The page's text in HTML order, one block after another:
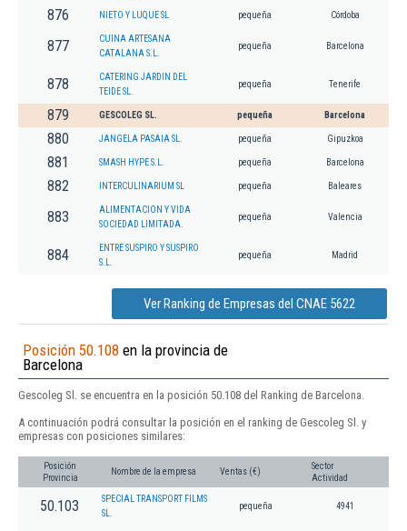
876 NIETO Y LUQUE SL pequeña Córdoba
877
CUINA ARTESANA
CATALANA S.L.
pequeña Barcelona
878
CATERING JARDIN DEL
TEIDE SL.
pequeña Tenerife
879 GESCOLEG SL. pequeña Barcelona
880 JANGELA PASAIA SL. pequeña Gipuzkoa
881 SMASH HYPE S.L. pequeña Barcelona
882 INTERCULINARIUM SL pequeña Baleares
883
ALIMENTACION Y VIDA
SOCIEDAD LIMITADA.
pequeña Valencia
884
ENTRE SUSPIRO Y SUSPIRO
S.L.
pequeña Madrid
Ver Ranking de Empresas del CNAE 5622
Posición 50.108 en la provincia de
Barcelona
Gescoleg Sl. se encuentra en la posición 50.108 del Ranking de Barcelona.
A continuación podrá consultar la posición en el ranking de Gescoleg Sl. y
empresas con posiciones similares:
Posición
Provincia
Nombre de la empresa Ventas (€)
Sector
Actividad
50.103
SPECIAL TRANSPORT FILMS
SL.
pequeña 4941